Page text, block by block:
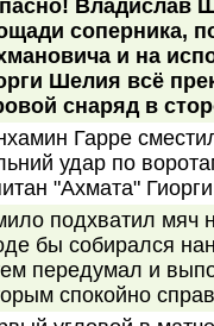
Владислав
соперника,
и на
Шелия всё
снаряд в
Гарре
удар по
"Ахмата"
подхватил мяч
бы собирался
передумал и
спокойно